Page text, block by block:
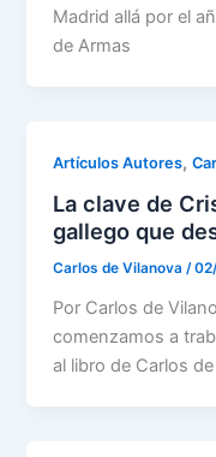
Madrid allá por el
de Armas
Artículos Autores,
La clave de
gallego que
Carlos de Vilanova/
Por Carlos de
comenzamos a
al libro de Carlos